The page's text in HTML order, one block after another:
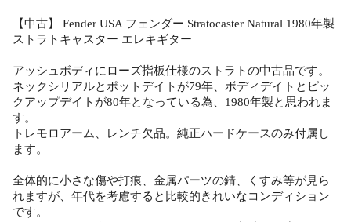
【中古】 Fender USA フェンダー Stratocaster Natural 1980年製
ストラトキャスター エレキギター
アッシュボディにローズ指板仕様のストラトの中古品です。
ネックシリアルとポットデイトが79年、ボディデイトとピッ
クアップデイトが80年となっている為、1980年製と思われま
す。
トレモロアーム、レンチ欠品。純正ハードケースのみ付属し
ます。
全体的に小さな傷や打痕、金属パーツの錆、くすみ等が見ら
れますが、年代を考慮すると比較的きれいなコンディション
です。